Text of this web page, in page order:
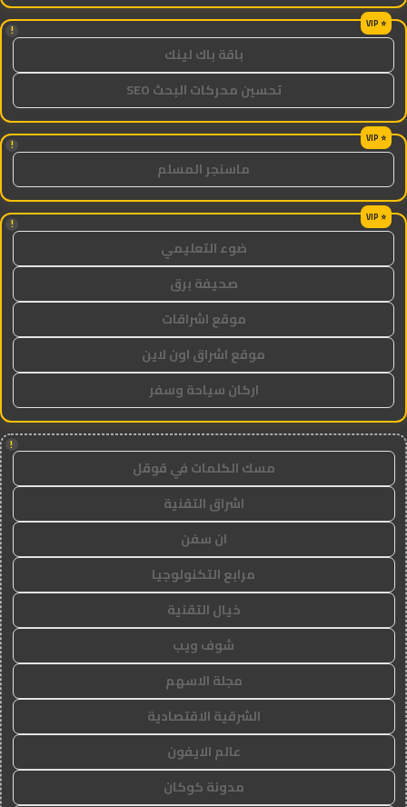
!
باقة باك لينك
تحسين محركات البحث SEO
!
ماسنجر المسلم
!
ضوء التعليمي
صحيفة برق
موقع اشراقات
موقع اشراق اون لاين
اركان سياحة وسفر
!
مسك الكلمات في قوقل
اشراق التقنية
ان سفن
مرابع التكنولوجيا
خيال التقنية
شوف ويب
مجلة الاسهم
الشرقية الاقتصادية
عالم الايفون
مدونة كوكان